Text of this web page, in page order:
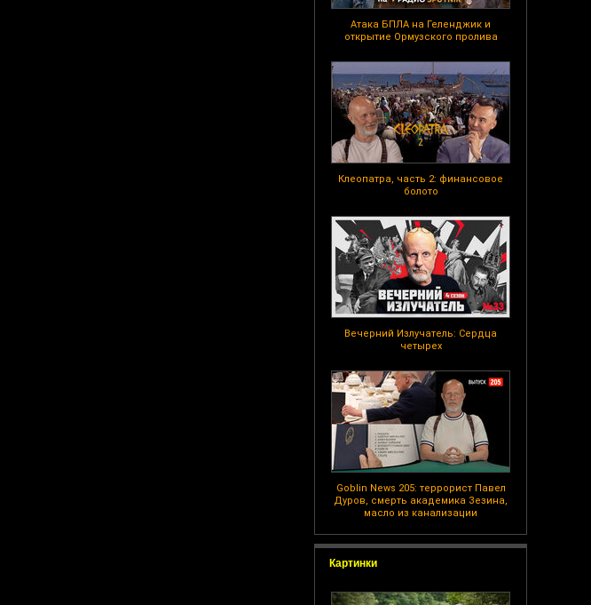
Атака БПЛА на Геленджик и
открытие Ормузского пролива
Клеопатра, часть 2: финансовое
болото
Вечерний Излучатель: Сердца
четырех
Goblin News 205: террорист Павел
Дуров, смерть академика Зезина,
масло из канализации
Картинки